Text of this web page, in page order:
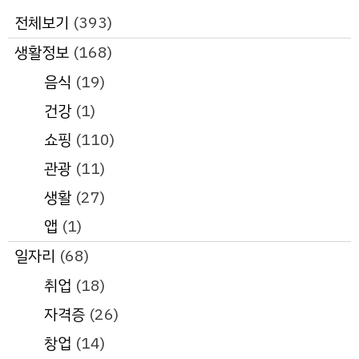
전체보기 (393)
생활정보 (168)
음식 (19)
건강(1)
쇼핑 (110)
관광(11)
생활(27)
앱 (1)
일자리 (68)
취업 (18)
자격증(26)
창업 (14)